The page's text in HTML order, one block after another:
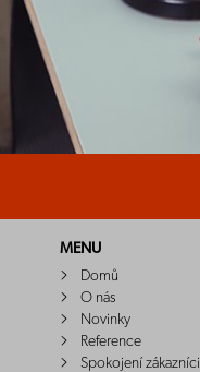
MENU
Domů
O nás
Novinky
Reference
Spokojení zákazníci